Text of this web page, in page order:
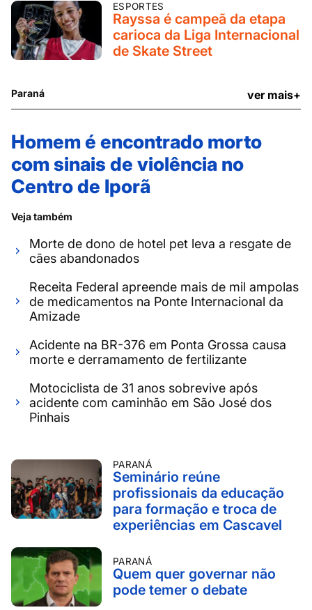
ESPORTES
Rayssa é campeã da etapa
carioca da Liga Internacional
de Skate Street
Paraná ver mais+
Homem é encontrado morto
com sinais de violência no
Centro de Iporã
Veja também
Morte de dono de hotel pet leva a resgate de
cães abandonados
Receita Federal apreende mais de mil ampolas
de medicamentos na Ponte Internacional da
Amizade
Acidente na BR-376 em Ponta Grossa causa
morte e derramamento de fertilizante
Motociclista de 31 anos sobrevive após
acidente com caminhão em São José dos
Pinhais
PARANÁ
Seminário reúne
profissionais da educação
para formação e troca de
experiências em Cascavel
PARANÁ
Quem quer governar não
pode temer o debate